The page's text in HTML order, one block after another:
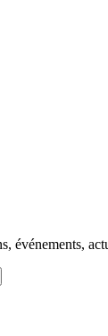
événements,